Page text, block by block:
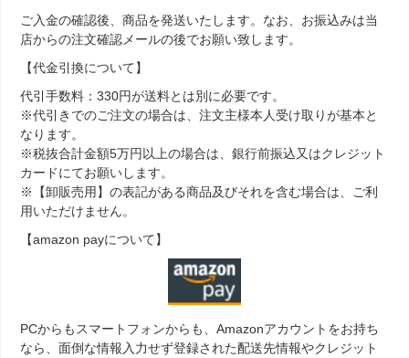
ご入金の確認後、商品を発送いたします。なお、お振込みは当
店からの注文確認メールの後でお願い致します。
【代金引換について】
代引手数料：330円が送料とは別に必要です。
※代引きでのご注文の場合は、注文主様本人受け取りが基本と
なります。
※税抜合計金額5万円以上の場合は、銀行前振込又はクレジット
カードにてお願いします。
※【卸販売用】の表記がある商品及びそれを含む場合は、ご利
用いただけません。
【amazon payについて】
PCからもスマートフォンからも、Amazonアカウントをお持ち
なら、面倒な情報入力せず登録された配送先情報やクレジット